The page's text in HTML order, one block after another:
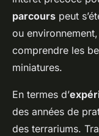
parcours peut
ou
comprendre les
miniatures.
En termes d’
des années de
des terrariums.